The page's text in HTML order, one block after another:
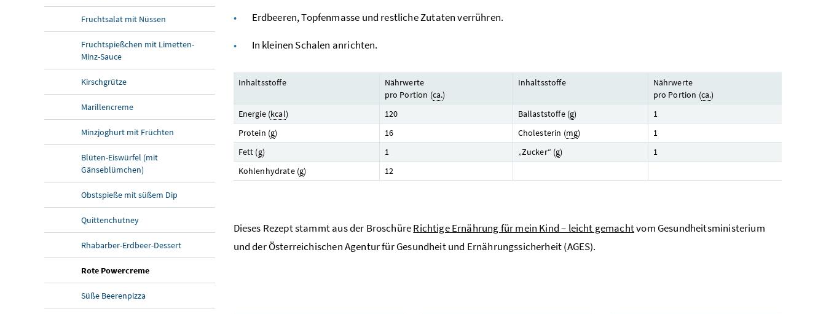
Fruchtsalat mit Nüssen
Fruchtspießchen mit Limetten-
Minz-Sauce
Kirschgrütze
Marillencreme
Minzjoghurt mit Früchten
Blüten-Eiswürfel (mit
Gänseblümchen)
Obstspieße mit süßem Dip
Quittenchutney
Rhabarber-Erdbeer-Dessert
Rote Powercreme
Süße Beerenpizza
Erdbeeren, Topfenmasse und restliche Zutaten verrühren.
In kleinen Schalen anrichten.
Inhaltsstoffe
Nährwerte
pro Portion (ca.)
Inhaltsstoffe
Nährwerte
pro Portion (ca.)
Energie (kcal) 120 Ballaststoffe (g)
1
Protein (g) 16 Cholesterin (mg)
1
Fett (g) 1 „Zucker“ (g)
1
Kohlenhydrate (g) 12
Dieses Rezept stammt aus der BroschüreRichtige Ernährung für mein Kind – leicht gemachtvom Gesundheitsministerium
und der Österreichischen Agentur für Gesundheit und Ernährungssicherheit (AGES).